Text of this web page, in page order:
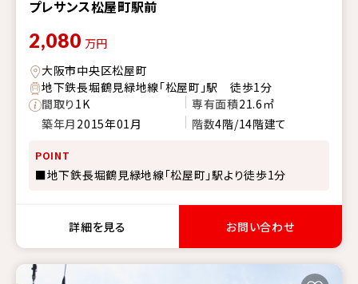
プレサンス松屋町駅前
2,080 万円
大阪市中央区松屋町
地下鉄長堀鶴見緑地線「松屋町」駅 徒歩1分
間取り1K 専有面積21.6㎡
築年月 2015年01月 階数4階/14階建て
POINT
■地下鉄長堀鶴見緑地線「松屋町」駅より徒歩1分
詳細を見る お問い合わせ